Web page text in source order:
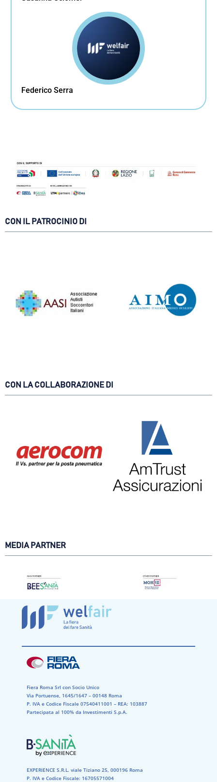
Federico Serra
CON IL PATROCINIO DI
CON LA COLLABORAZIONE DI
MEDIA PARTNER
Fiera Roma Srl con Socio Unico
Via Portuense, 1645/1647 – 00148 Roma
P. IVA e Codice Fiscale 07540411001​ – REA: 103887​
Partecipata al 100% da Investimenti S.p.A.
EXPERIENCE S.R.L. viale Tiziano 25, 000196 Roma
P. IVA e Codice Fiscale: 16705571004